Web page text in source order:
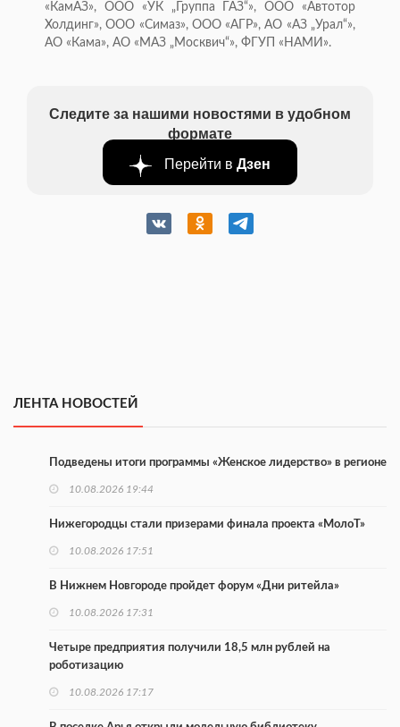
«КамАЗ», ООО «УК „Группа ГАЗ“», ООО «Автотор
Холдинг», ООО «Симаз», ООО «АГР», АО «АЗ „Урал“»,
АО «Кама», АО «МАЗ „Москвич“», ФГУП «НАМИ».
Следите за нашими новостями в удобном
формате
Перейти в Дзен
ЛЕНТА НОВОСТЕЙ
Подведены итоги программы «Женское лидерство» в регионе
10.08.2026 19:44
Нижегородцы стали призерами финала проекта «МолоТ»
10.08.2026 17:51
В Нижнем Новгороде пройдет форум «Дни ритейла»
10.08.2026 17:31
Четыре предприятия получили 18,5 млн рублей на
роботизацию
10.08.2026 17:17